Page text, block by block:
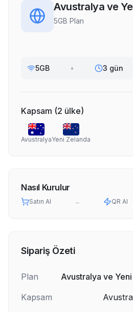
Avustralya ve
5GB Plan
5GB • 3 gün
Kapsam (2 ülke)
AvustralyaYeni Zelanda
Nasıl Kurulur
Satın Al → QR Al
Sipariş Özeti
Plan
Avustralya ve
Kapsam